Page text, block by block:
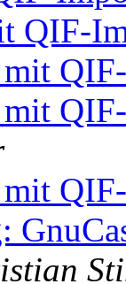
QIF-
mit
mit
mit